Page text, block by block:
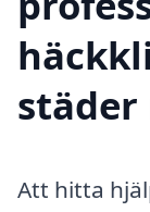
städer
Att hitta